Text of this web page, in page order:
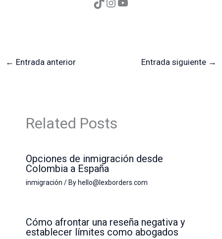
← Entrada anterior Entrada siguiente →
Related Posts
Opciones de inmigración desde
Colombia a España
inmigración / By hello@lexborders.com
Cómo afrontar una reseña negativa y
establecer límites como abogados